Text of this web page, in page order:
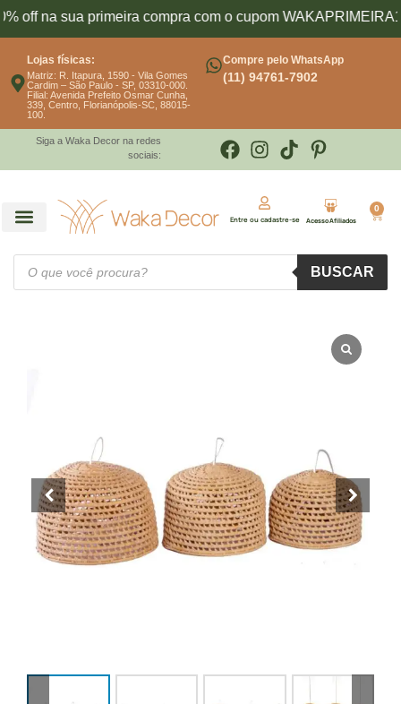
sua primeira compra com o cupom WAKAPRIMEIRA10
Lojas físicas:
Matriz: R. Itapura, 1590 - Vila Gomes
Cardim – São Paulo - SP, 03310-000.
Filial: Avenida Prefeito Osmar Cunha,
339, Centro, Florianópolis-SC, 88015-
100.
Compre pelo WhatsApp
(11) 94761-7902
Siga a Waka Decor na redes
sociais:
Entre ou cadastre-se Acesso Afiliados
0
BUSCAR